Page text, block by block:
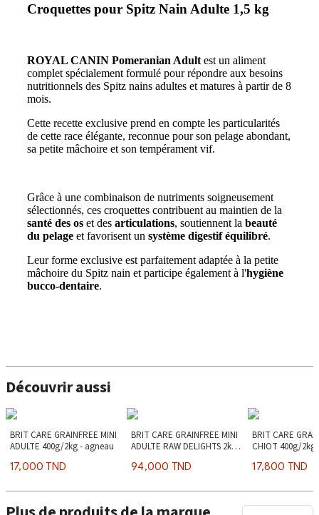
Croquettes pour Spitz Nain Adulte 1,5 kg
ROYAL CANIN Pomeranian Adult est un aliment
complet spécialement formulé pour répondre aux besoins
nutritionnels des Spitz nains adultes et matures à partir de 8
mois.
Cette recette exclusive prend en compte les particularités
de cette race élégante, reconnue pour son pelage abondant,
sa petite mâchoire et son tempérament vif.
Grâce à une combinaison de nutriments soigneusement
sélectionnés, ces croquettes contribuent au maintien de la
santé des os et des articulations, soutiennent la beauté
du pelage et favorisent un système digestif équilibré.
Leur forme exclusive est parfaitement adaptée à la petite
mâchoire du Spitz nain et participe également à l'hygiène
bucco-dentaire.
Découvrir aussi
BRIT CARE GRAINFREE MINI
ADULTE 400g/2kg - agneau
17,000 TND
BRIT CARE GRAINFREE MINI
ADULTE RAW DELIGHTS 2kg -
94,000 TND
BRIT CARE
CHIOT 400g/2kg
17,800 TND